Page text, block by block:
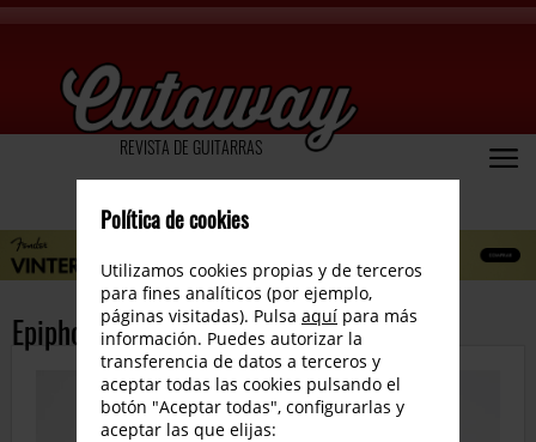
REVISTA DE GUITARRAS
Epiphone Jimi Hendrix Flying V
Política de cookies
Utilizamos cookies propias y de terceros
para fines analíticos (por ejemplo,
páginas visitadas). Pulsa aquí para más
información. Puedes autorizar la
transferencia de datos a terceros y
aceptar todas las cookies pulsando el
botón "Aceptar todas", configurarlas y
aceptar las que elijas: